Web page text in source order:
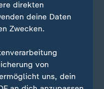
nach
Modell?
von
direkten
deine Daten
Zwecken.
von
uns, dein